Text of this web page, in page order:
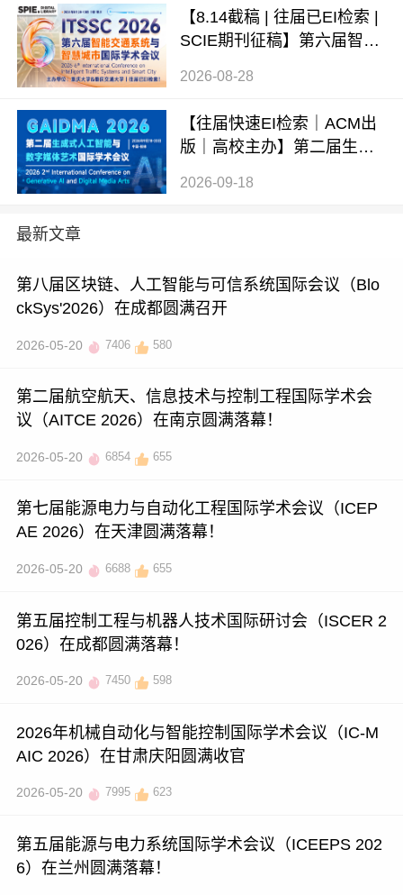
【8.14截稿 | 往届已EI检索 |
SCIE期刊征稿】第六届智能
术会议（ITSSC 2026）
2026-08-28
【往届快速EI检索｜ACM出
版｜高校主办】第二届生成
术会议 (GAIDMA 2026)
2026-09-18
最新文章
第八届区块链、人工智能与可信系统国际会议（Blo
ckSys'2026）在成都圆满召开
2026-05-20 7406 580
第二届航空航天、信息技术与控制工程国际学术会
议（AITCE 2026）在南京圆满落幕！
2026-05-20 6854 655
第七届能源电力与自动化工程国际学术会议（ICEP
AE 2026）在天津圆满落幕！
2026-05-20 6688 655
第五届控制工程与机器人技术国际研讨会（ISCER 2
026）在成都圆满落幕！
2026-05-20 7450 598
2026年机械自动化与智能控制国际学术会议（IC-M
AIC 2026）在甘肃庆阳圆满收官
2026-05-20 7995 623
第五届能源与电力系统国际学术会议（ICEEPS 202
6）在兰州圆满落幕！